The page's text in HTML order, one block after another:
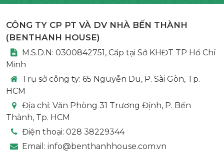
CÔNG TY CP PT VÀ DV NHÀ BẾN THÀNH
(BENTHANH HOUSE)
M.S.D.N: 0300842751, Cấp tại Sở KHĐT TP Hồ Chí
Minh
Trụ sở công ty: 65 Nguyễn Du, P. Sài Gòn, Tp.
HCM
Địa chỉ: Văn Phòng 31 Trương Định, P. Bến
Thành, Tp. HCM
Điện thoại: 028 38229344
Email: info@benthanhhouse.com.vn